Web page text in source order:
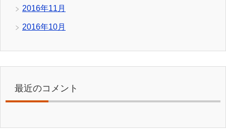
2016年11月
2016年10月
最近のコメント